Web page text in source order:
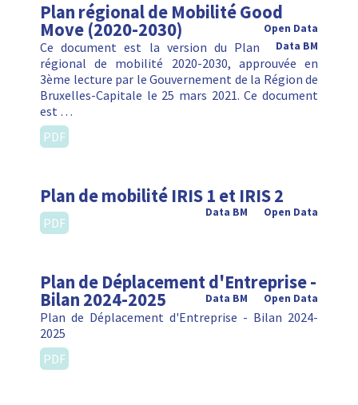
Plan régional de Mobilité Good
Move (2020-2030)
Open Data
Data BM
Ce document est la version du Plan
régional de mobilité 2020-2030, approuvée en
3ème lecture par le Gouvernement de la Région de
Bruxelles-Capitale le 25 mars 2021. Ce document
est …
PDF
Plan de mobilité IRIS 1 et IRIS 2
Open Data
Data BM
PDF
Plan de Déplacement d'Entreprise -
Bilan 2024-2025 Open Data
Data BM
Plan de Déplacement d'Entreprise - Bilan 2024-
2025
PDF